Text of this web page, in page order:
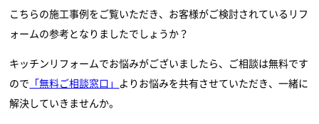
こちらの施工事例をご覧いただき、お客様がご検討されているリフ
ォームの参考となりましたでしょうか？
キッチンリフォームでお悩みがございましたら、ご相談は無料です
ので
「無料ご相談窓口」
よりお悩みを共有させていただき、一緒に
解決していきませんか。